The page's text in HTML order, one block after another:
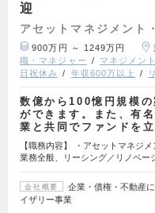
迎
アセットマネジメント
900万円 ～ 1249万円
職・マネジャー
マネジメン
日祝休み
年収600万以上
数億から100憶円規模の
ができます。また、有
業と共同でファンドを
【職務内容】 ・アセットマネジ
業務全般、リーシング／リノベー
会社概要
企業・債権・不動産
イザリー事業